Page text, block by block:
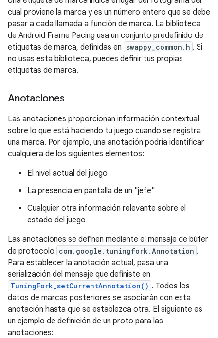
cual proviene la marca y es un número entero que se debe
pasar a cada llamada a función de marca. La biblioteca
de Android Frame Pacing usa un conjunto predefinido de
etiquetas de marca, definidas en swappy_common.h . Si
no usas esta biblioteca, puedes definir tus propias
etiquetas de marca.
Anotaciones
Las anotaciones proporcionan información contextual
sobre lo que está haciendo tu juego cuando se registra
una marca. Por ejemplo, una anotación podría identificar
cualquiera de los siguientes elementos:
El nivel actual del juego
La presencia en pantalla de un "jefe"
Cualquier otra información relevante sobre el
estado del juego
Las anotaciones se definen mediante el mensaje de búfer
de protocolo com.google.tuningfork.Annotation .
Para establecer la anotación actual, pasa una
serialización del mensaje que definiste en
TuningFork_setCurrentAnnotation() . Todos los
datos de marcas posteriores se asociarán con esta
anotación hasta que se establezca otra. El siguiente es
un ejemplo de definición de un proto para las
anotaciones: